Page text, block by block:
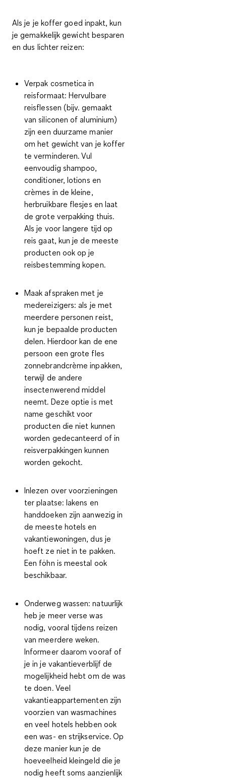
Als je je koffer goed inpakt, kun
je gemakkelijk gewicht besparen
en dus lichter reizen:
Verpak cosmetica in
reisformaat:Hervulbare
reisflessen (bijv. gemaakt
van siliconen of aluminium)
zijn een duurzame manier
om het gewicht van je koffer
te verminderen. Vul
eenvoudig shampoo,
conditioner, lotions en
crèmes in de kleine,
herbruikbare flesjes en laat
de grote verpakking thuis.
Als je voor langere tijd op
reis gaat, kun je de meeste
producten ook op je
reisbestemming kopen.
Maak afspraken met je
medereizigers:als je met
meerdere personen reist,
kun je bepaalde producten
delen. Hierdoor kan de ene
persoon een grote fles
zonnebrandcrème inpakken,
terwijl de andere
insectenwerend middel
neemt. Deze optie is met
name geschikt voor
producten die niet kunnen
worden gedecanteerd of in
reisverpakkingen kunnen
worden gekocht.
Inlezen over voorzieningen
ter plaatse: lakens en
handdoeken zijn aanwezig in
de meeste hotels en
vakantiewoningen, dus je
hoeft ze niet in te pakken.
Een föhn is meestal ook
beschikbaar.
Onderweg wassen:natuurlijk
heb je meer verse was
nodig, vooral tijdens reizen
van meerdere weken.
Informeer daarom vooraf of
je in je vakantieverblijf de
mogelijkheid hebt om de was
te doen. Veel
vakantieappartementen zijn
voorzien van wasmachines
en veel hotels hebben ook
een was- en strijkservice. Op
deze manier kun je de
hoeveelheid kleingeld die je
nodig heeft soms aanzienlijk